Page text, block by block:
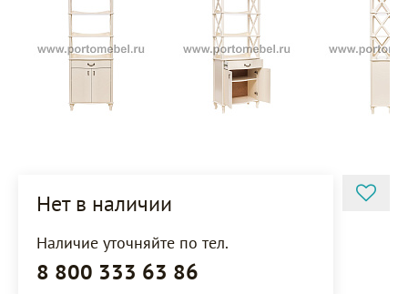
Нет в наличии
Наличие уточняйте по тел.
8 800 333 63 86